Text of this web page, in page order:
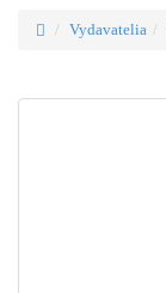
Vydavatelia